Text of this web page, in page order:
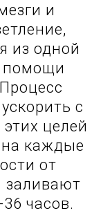
и
из одной
помощи
с
целей
на каждые
от
заливают
часов.